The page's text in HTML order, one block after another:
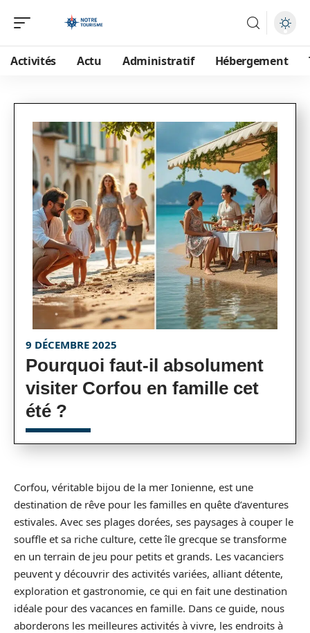
Activités Actu Administratif Hébergement
9 DÉCEMBRE 2025
Pourquoi faut-il absolument
visiter Corfou en famille cet
été ?
Corfou, véritable bijou de la mer Ionienne, est une
destination de rêve pour les familles en quête d’aventures
estivales. Avec ses plages dorées, ses paysages à couper le
souffle et sa riche culture, cette île grecque se transforme
en un terrain de jeu pour petits et grands. Les vacanciers
peuvent y découvrir des activités variées, alliant détente,
exploration et gastronomie, ce qui en fait une destination
idéale pour des vacances en famille. Dans ce guide, nous
aborderons les meilleures activités à vivre, les endroits à